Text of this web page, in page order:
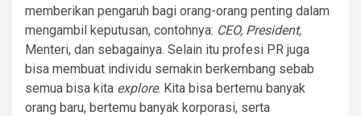
memberikan pengaruh bagi orang-orang penting dalam
mengambil keputusan, contohnya: CEO, President,
Menteri, dan sebagainya. Selain itu profesi PR juga
bisa membuat individu semakin berkembang sebab
semua bisa kita explore. Kita bisa bertemu banyak
orang baru, bertemu banyak korporasi, serta